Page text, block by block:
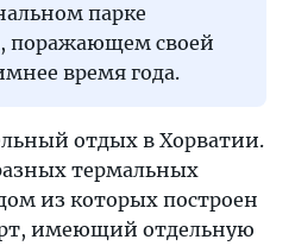
парке
поражающем своей
время года.
отдых в Хорватии.
термальных
из которых построен
имеющий отдельную